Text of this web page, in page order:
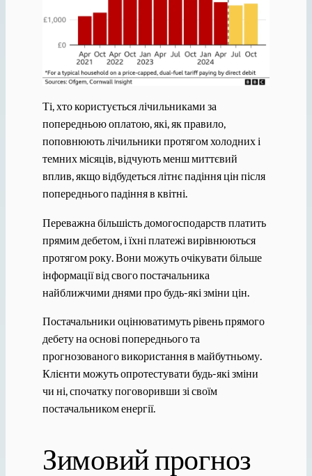
Ті, хто користується лічильниками за
попередньою оплатою, які, як правило,
поповнюють лічильники протягом холодних і
темних місяців, відчують менш миттєвий
вплив, якщо відбудеться літнє падіння цін після
попереднього падіння в квітні.
Переважна більшість домогосподарств платить
прямим дебетом, і їхні платежі вирівнюються
протягом року. Вони можуть очікувати більше
інформації від свого постачальника
найближчими днями про будь-які зміни цін.
Постачальники оцінюватимуть рівень прямого
дебету на основі попереднього та
прогнозованого використання в майбутньому.
Клієнти можуть опротестувати будь-які зміни
чи ні, спочатку поговоривши зі своїм
постачальником енергії.
Зимовий прогноз